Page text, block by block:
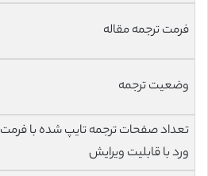
فرمت ترجمه مقاله
وضعیت ترجمه
تعداد صفحات ترجمه تایپ شده با فرمت
ورد با قابلیت ویرایش